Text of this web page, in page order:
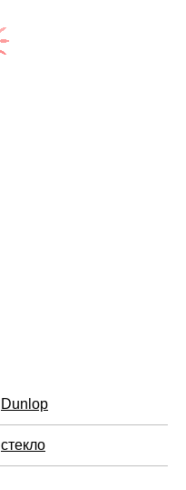
Dunlop
стекло